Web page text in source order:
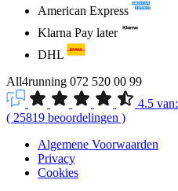
American Express
Klarna Pay later
DHL
All4running 072 520 00 99
4.5 van:
( 25819 beoordelingen )
Algemene Voorwaarden
Privacy
Cookies